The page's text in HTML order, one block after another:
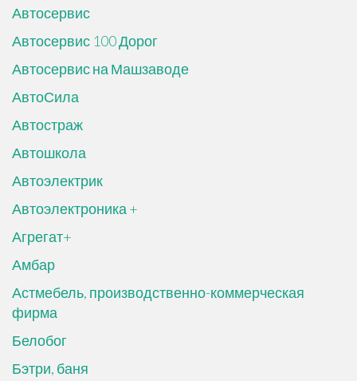
Автосервис
Автосервис 100 Дорог
Автосервис на Машзаводе
АвтоСила
Автостраж
Автошкола
Автоэлектрик
Автоэлектроника +
Агрегат+
Амбар
Астмебель, производственно-коммерческая
фирма
Белобог
Бэтри, баня